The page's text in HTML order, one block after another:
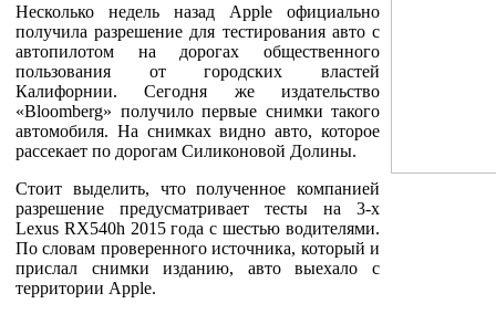
Несколько недель назад Apple официально
получила разрешение для тестирования авто с
автопилотом на дорогах общественного
пользования от городских властей
Калифорнии. Сегодня же издательство
«Bloomberg» получило первые снимки такого
автомобиля. На снимках видно авто, которое
рассекает по дорогам Силиконовой Долины.
Стоит выделить, что полученное компанией
разрешение предусматривает тесты на 3-х
Lexus RX540h 2015 года с шестью водителями.
По словам проверенного источника, который и
прислал снимки изданию, авто выехало с
территории Apple.